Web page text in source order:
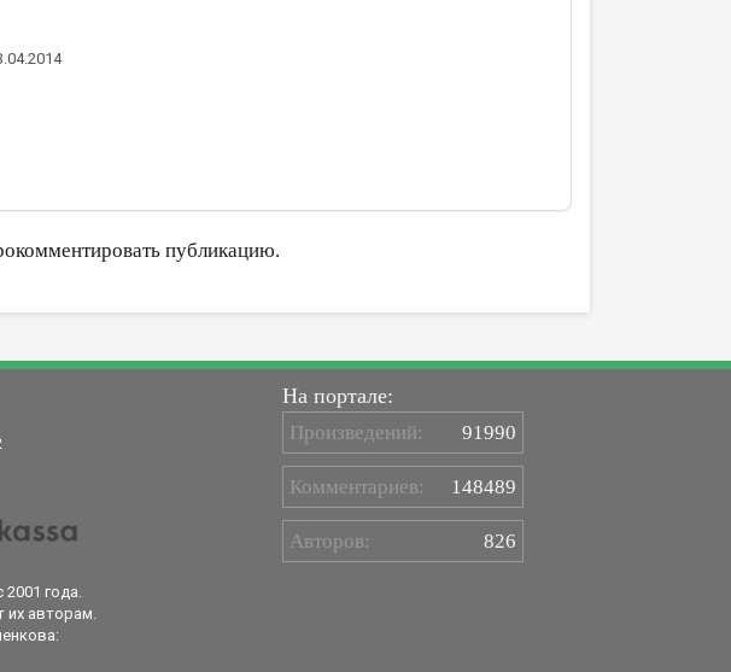
публикацию.
2001 года.
их авторам.
На портале:
Произведений: 91990
Комментариев: 148489
Авторов: 826